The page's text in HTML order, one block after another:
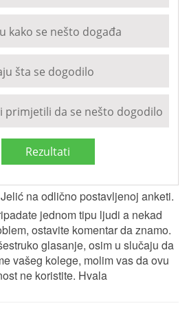
kako se nešto događa
šta se dogodilo
primjetili da se nešto dogodilo
na odlično postavljenoj anketi.
jednom tipu ljudi a nekad
ostavite komentar da znamo.
glasanje, osim u slučaju da
vašeg kolege, molim vas da ovu
ne koristite. Hvala